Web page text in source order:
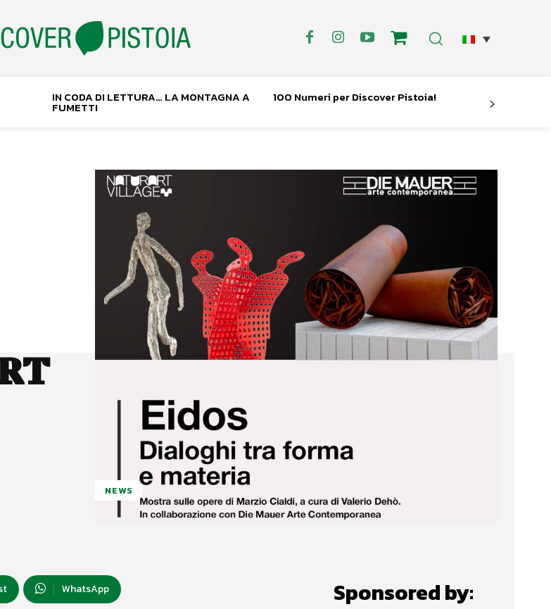
IN CODA DI LETTURA… LA MONTAGNA A
FUMETTI
100 Numeri per Discover Pistoia!
NEWS
WhatsApp Sponsored by: